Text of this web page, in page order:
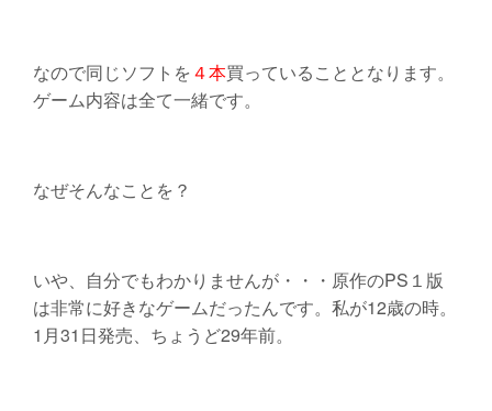
なので同じソフトを ４本買っていることとなります。
ゲーム内容は全て一緒です。
なぜそんなことを？
いや、自分でもわかりませんが・・・原作のPS１版
は非常に好きなゲームだったんです。私が12歳の時。
1月31日発売、ちょうど29年前。